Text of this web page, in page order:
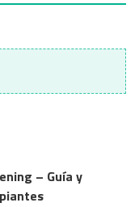
– Guía y